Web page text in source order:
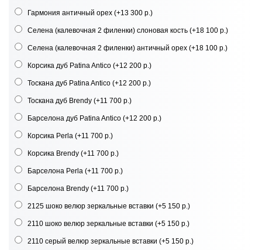
Гармония античный орех (+13 300 р.)
Селена (калевочная 2 филенки) слоновая кость (+18 100 р.)
Селена (калевочная 2 филенки) античный орех (+18 100 р.)
Корсика дуб Patina Antico (+12 200 р.)
Тоскана дуб Patina Antico (+12 200 р.)
Тоскана дуб Brendy (+11 700 р.)
Барселона дуб Patina Antico (+12 200 р.)
Корсика Perla (+11 700 р.)
Корсика Brendy (+11 700 р.)
Барселона Perla (+11 700 р.)
Барселона Brendy (+11 700 р.)
2125 шоко велюр зеркальные вставки (+5 150 р.)
2110 шоко велюр зеркальные вставки (+5 150 р.)
2110 серый велюр зеркальные вставки (+5 150 р.)